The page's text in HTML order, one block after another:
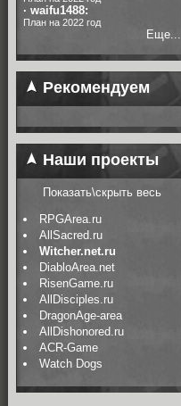
· waifu1488:
План на 2022 год
Еще...
Рекомендуем
Наши проекты
Показать\скрыть весь
RPGArea.ru
AllSacred.ru
Witcher.net.ru
DiabloArea.net
RisenGame.ru
AllDisciples.ru
DragonAge-area
AllDishonored.ru
ACR-Game
Watch Dogs